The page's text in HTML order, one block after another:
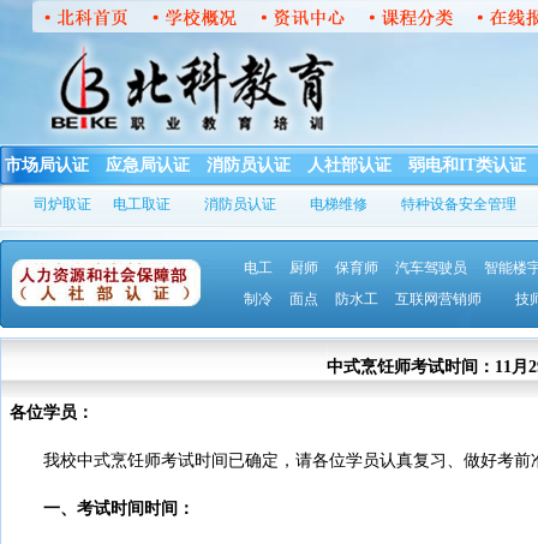
市场局认证 应急局认证 消防员认证 人社部认证 弱电和IT类认证
司炉取证 电工取证 消防员认证 电梯维修 特种设备安全管理
电工 厨师 保育师 汽车驾驶员
智能楼
制冷
面点 防水工 互联网营销师 技
中式烹饪师考试时间：11月
各位学员：
我校中式烹饪师考试时间已确定，请各位学员认真复习、做好考前
一、考试时间时间：